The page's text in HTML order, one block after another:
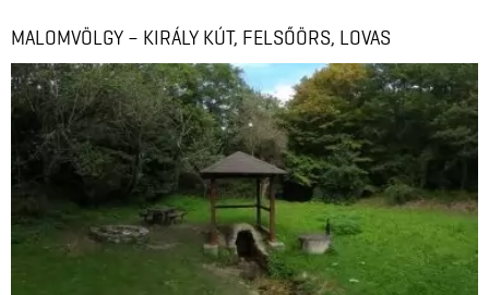
MALOMVÖLGY – KIRÁLY KÚT, FELSŐÖRS, LOVAS